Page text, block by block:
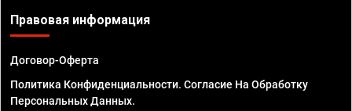
Правовая информация
Договор-Оферта
Политика Конфиденциальности. Согласие На Обработку
Персональных Данных.